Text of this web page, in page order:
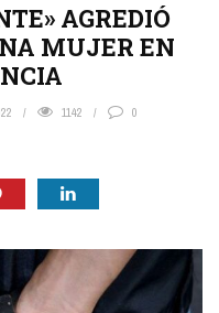
AGREDIÓ
MUJER EN
1142 0